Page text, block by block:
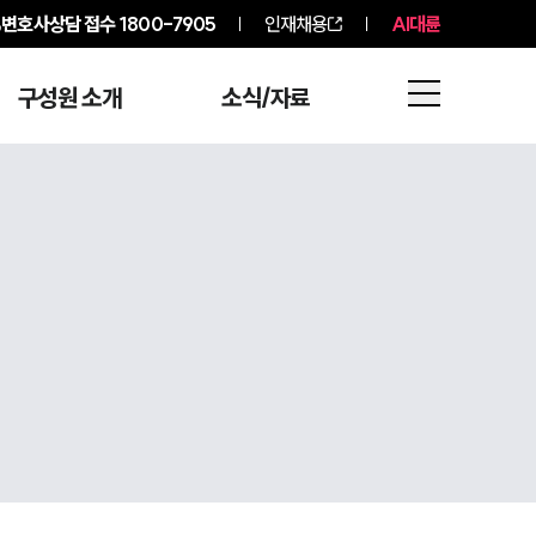
변호사상담 접수1800-7905 인재채용 AI대륜
구성원 소개 소식/자료